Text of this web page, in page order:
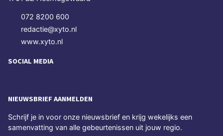
072 8200 600
redactie@xyto.nl
www.xyto.nl
SOCIAL MEDIA
NIEUWSBRIEF AANMELDEN
Schrijf je in voor onze nieuwsbrief en krijg wekelijks een
samenvatting van alle gebeurtenissen uit jouw regio.